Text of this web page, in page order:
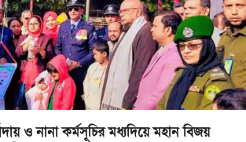
ও নানা কর্মসূচির মধ্যদিয়ে মহান বিজয়